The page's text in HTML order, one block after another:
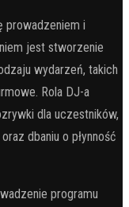
prowadzeniem i
jest stworzenie
wydarzeń, takich
Rola DJ-a
dla uczestników,
dbaniu o płynność
programu